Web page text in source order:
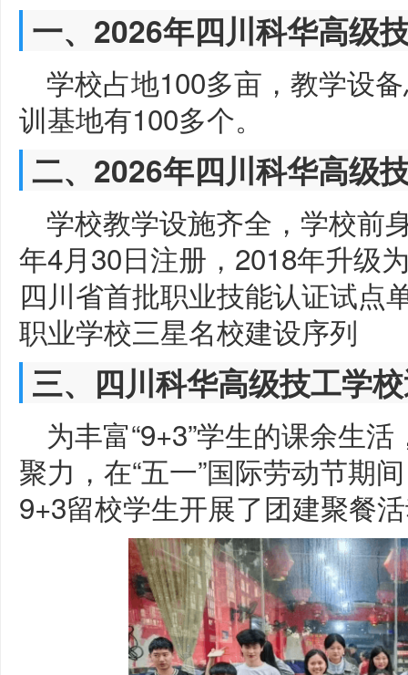
一、2026年四川科华高级
学校占地100多亩，教学设
训基地有100多个。
二、2026年四川科华高级
学校教学设施齐全，学校前
年4月30日注册，2018年升级
四川省首批职业技能认证试点
职业学校三星名校建设序列
三、四川科华高级技工学
为丰富“9+3”学生的课余生
聚力，在“五一”国际劳动节期
9+3留校学生开展了团建聚餐